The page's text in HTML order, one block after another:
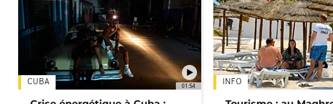
01:54
CUBA INFO